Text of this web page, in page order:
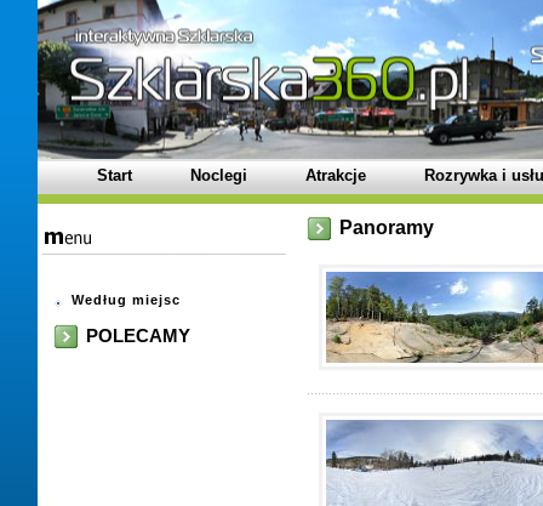
Start Noclegi Atrakcje Rozrywka i
Według miejsc
POLECAMY
Panoramy